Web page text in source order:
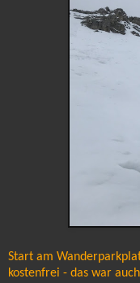
Start am
kostenfrei - das war